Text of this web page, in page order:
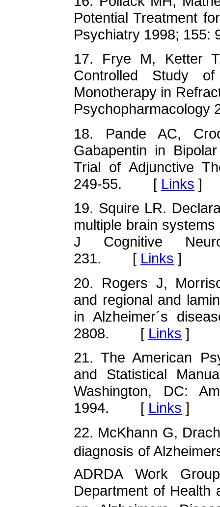
Potential Treatment
Psychiatry 1998;
17. Frye M, Ketter
Controlled Study
Monotherapy in
18. Pande AC,
Gabapentin in
Trial of Adjunctive
249-55. [ Links ]
19. Squire LR.
multiple brain
J Cognitive
231. [ Links ]
20. Rogers J,
and regional and
in Alzheimer´s
2808. [ Links ]
21. The American
and Statistical
Washington, DC:
1994. [ Links ]
22. McKhann G,
diagnosis of
ADRDA Work
Department of Health